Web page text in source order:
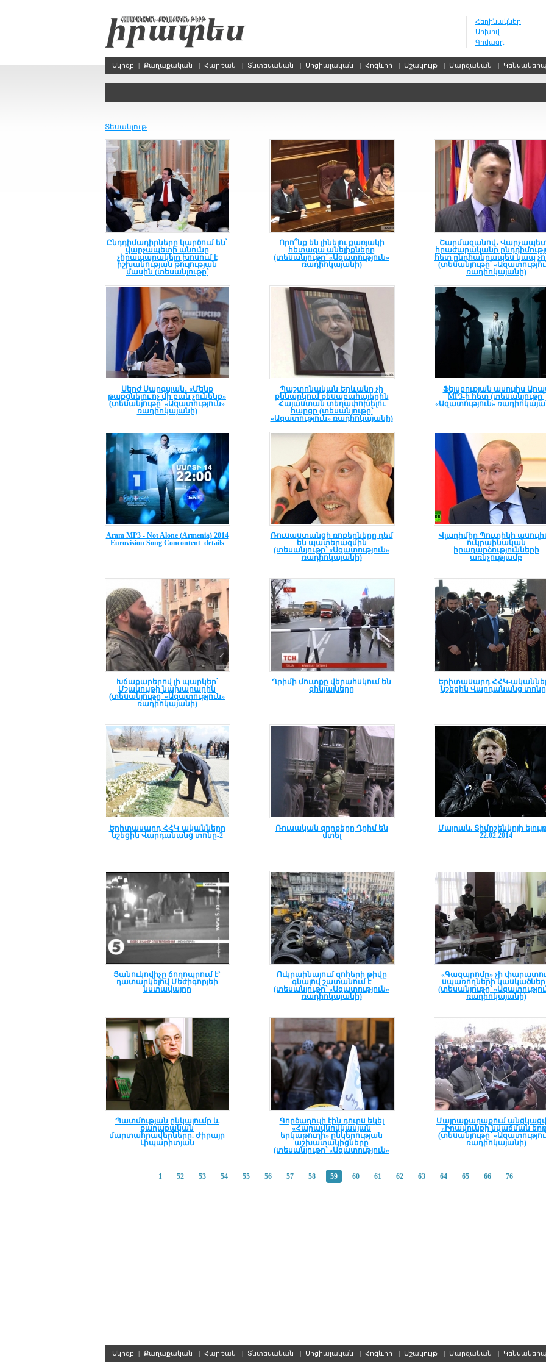
Հեղինակներ
Արխիվ
Գովազդ
Սկիզբ | Քաղաքական | Հարթակ | Տնտեսական | Սոցիալական | Հոգևոր | Մշակույթ | Մարզական | Կենսակերպ
Տեսանյութ
Ընդդիմադիրները կարծում են՝
վարչապետի անունը
չհրապարակելը խոսում է
իշխանության թուլության
մասին (տեսանյութը՝
Որո՞նք են լինելու քառյակի
հետագա անելիքները
(տեսանյութը՝ «Ազատություն»
ռադիոկայանի)
Շարմազանով․
հրաժարականը
հետ ընդհանրապես կապ
(տեսանյութը՝
ռադիոկայանի)
Սերժ Սարգսյան․ «Մենք
թաքցնելու ոչ մի բան չունենք»
(տեսանյութը՝ «Ազատություն»
ռադիոկայանի)
Պաշտոնական Երևանը չի
քննարկում քեսաբահայերին
Հայաստան տեղափոխելու
հարցը (տեսանյութը՝
«Ազատություն» ռադիոկայանի)
Ֆեյսբուքյան ասուլիս
MP3-ի հետ (տեսանյութը՝
«Ազատություն»
Aram MP3 - Not Alone (Armenia) 2014
Eurovision Song Concontent_details
Ռուսաստանցի ռոքերները դեմ
են պատերազմին
(տեսանյութը՝ «Ազատություն»
ռադիոկայանի)
Վլադիմիր Պուտինի
ուկրաինական
իրադարձությունների
առնչությամբ
Խճաքարերով լի պարկեր՝
Մշակույթի նախարարին
(տեսանյութը՝ «Ազատություն»
ռադիոկայանի)
Ղրիմի մուտքը վերահսկում են
զինյալները
Երիտասարդ ՀՀԿ-
նշեցին Վարդանանց
Երիտասարդ ՀՀԿ-ականները
նշեցին Վարդանանց տոնը-2
Ռուսական զորքերը Ղրիմ են
մտել
Մայդան. Տիմոշենկոյի
22.02.2014
Յանուկովիչը ճողոպրում է`
դատարկելով Մեժիգորյեի
նստավայրը
Ուկրաինայում զոհերի թիվը
գնալով շատանում է
(տեսանյութը՝ «Ազատություն»
ռադիոկայանի)
«Գազպրոմը» չի
սպառողների
(տեսանյութը՝
ռադիոկայանի)
Պատմության ընկալումը և
քաղաքական
մարտահրավերները. Ժիրայր
Լիպարիտյան
Գործադուլի էին դուրս եկել
«Հարավկովկասյան
երկաթուղի» ընկերության
աշխատակիցները
(տեսանյութը՝ «Ազատություն»
Մայրաքաղաքում
«Իրավունքի նվաճման
(տեսանյութը՝
ռադիոկայանի)
1 52 53 54 55 56 57 58 59 60 61 62 63 64 65 66 76
Սկիզբ | Քաղաքական | Հարթակ | Տնտեսական | Սոցիալական | Հոգևոր | Մշակույթ | Մարզական | Կենսակերպ